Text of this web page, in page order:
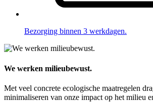
Bezorging binnen 3 werkdagen.
We werken milieubewust.
Met veel concrete ecologische maatregelen
minimaliseren van onze impact op het milieu